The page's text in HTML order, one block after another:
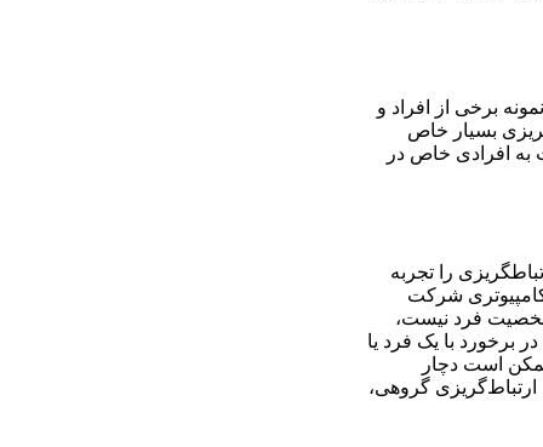
برخی از افراد و
بسیار خاص
یا نسبت به افرادی خاص در
را تجربه
شرکت
شخصیت فرد نیست،
برخورد با یک فرد یا
است دچار
گروهی،